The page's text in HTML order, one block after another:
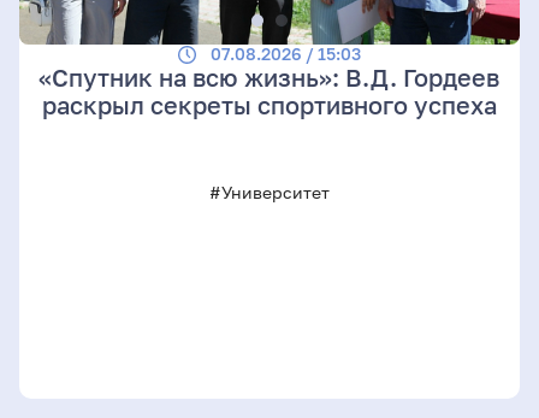
07.08.2026 / 15:03
«Спутник на всю жизнь»: В.Д. Гордеев
раскрыл секреты спортивного успеха
#Университет